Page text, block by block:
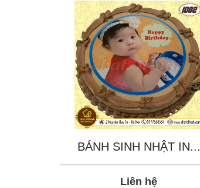
BÁNH SINH NHẬT IN...
Liên hệ